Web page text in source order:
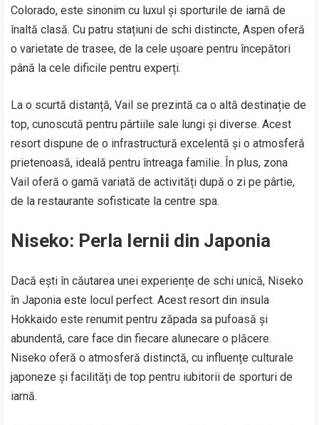
Colorado, este sinonim cu luxul și sporturile de iarnă de
înaltă clasă. Cu patru stațiuni de schi distincte, Aspen oferă
o varietate de trasee, de la cele ușoare pentru începători
până la cele dificile pentru experți.
La o scurtă distanță, Vail se prezintă ca o altă destinație de
top, cunoscută pentru pârtiile sale lungi și diverse. Acest
resort dispune de o infrastructură excelentă și o atmosferă
prietenoasă, ideală pentru întreaga familie. În plus, zona
Vail oferă o gamă variată de activități după o zi pe pârtie,
de la restaurante sofisticate la centre spa.
Niseko: Perla Iernii din Japonia
Dacă ești în căutarea unei experiențe de schi unică, Niseko
în Japonia este locul perfect. Acest resort din insula
Hokkaido este renumit pentru zăpada sa pufoasă și
abundentă, care face din fiecare alunecare o plăcere.
Niseko oferă o atmosferă distinctă, cu influențe culturale
japoneze și facilități de top pentru iubitorii de sporturi de
iarnă.